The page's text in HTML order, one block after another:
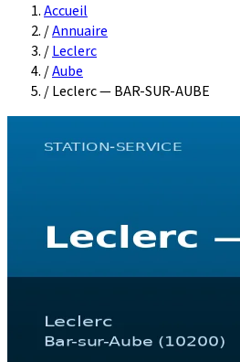
Accueil
/Annuaire
/Leclerc
/Aube
/Leclerc — BAR-SUR-AUBE